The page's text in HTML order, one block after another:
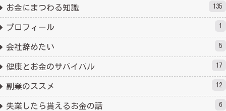
お金にまつわる知識 135
プロフィール 1
会社辞めたい 5
健康とお金のサバイバル 17
副業のススメ 12
失業したら貰えるお金の話 6